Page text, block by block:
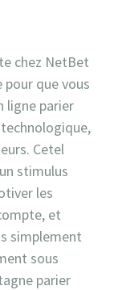
chez NetBet
que vous
ligne parier
technologique,
Cetel
stimulus
les
et
simplement
sous
parier